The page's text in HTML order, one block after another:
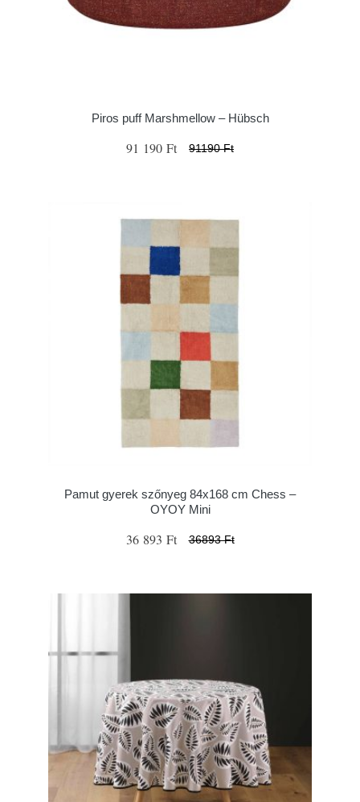
Piros puff Marshmellow – Hübsch
91 190 Ft 91190 Ft
Pamut gyerek szőnyeg 84x168 cm Chess –
OYOY Mini
36 893 Ft 36893 Ft